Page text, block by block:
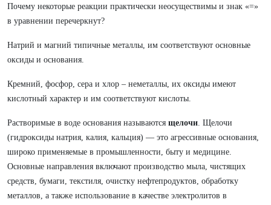
Почему некоторые реакции практически неосуществимы и знак «=»
в уравнении перечеркнут?
Натрий и магний типичные металлы, им соответствуют основные
оксиды и основания.
Кремний, фосфор, сера и хлор – неметаллы, их оксиды имеют
кислотный характер и им соответствуют кислоты.
Растворимые в воде основания называются щелочи. Щелочи
(гидроксиды натрия, калия, кальция) — это агрессивные основания,
широко применяемые в промышленности, быту и медицине.
Основные направления включают производство мыла, чистящих
средств, бумаги, текстиля, очистку нефтепродуктов, обработку
металлов, а также использование в качестве электролитов в